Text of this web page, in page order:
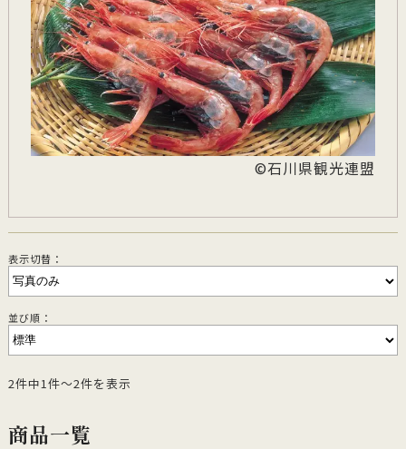
©石川県観光連盟
表示切替：
並び順：
2件中1件～2件を表示
商品一覧